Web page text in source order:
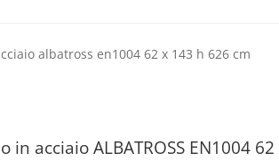
albatross en1004 62 x 143 h 626 cm
in acciaio ALBATROSS EN1004